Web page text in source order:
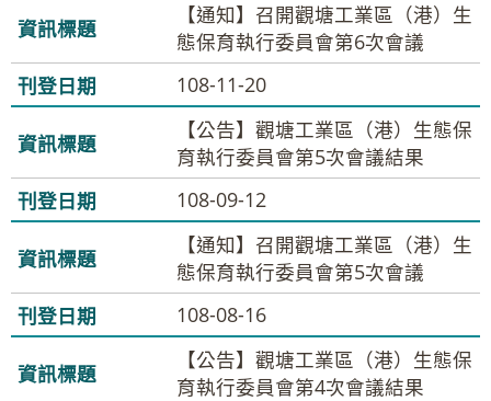
【通知】召開觀塘工業區（港）生
態保育執行委員會第6次會議
108-11-20
【公告】觀塘工業區（港）生態保
育執行委員會第5次會議結果
108-09-12
【通知】召開觀塘工業區（港）生
態保育執行委員會第5次會議
108-08-16
【公告】觀塘工業區（港）生態保
育執行委員會第4次會議結果